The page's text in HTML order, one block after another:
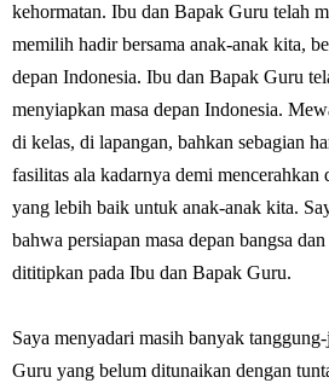
kehormatan. Ibu dan Bapak Guru telah
memilih hadir bersama anak-anak kita,
depan Indonesia. Ibu dan Bapak Guru
menyiapkan masa depan Indonesia.
di kelas, di lapangan, bahkan sebagian
fasilitas ala kadarnya demi mencerahkan
yang lebih baik untuk anak-anak kita.
bahwa persiapan masa depan bangsa
dititipkan pada Ibu dan Bapak Guru.
Saya menyadari masih banyak
Guru yang belum ditunaikan dengan